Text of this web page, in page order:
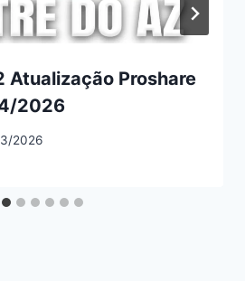
Atualização Proshare
2026
2026